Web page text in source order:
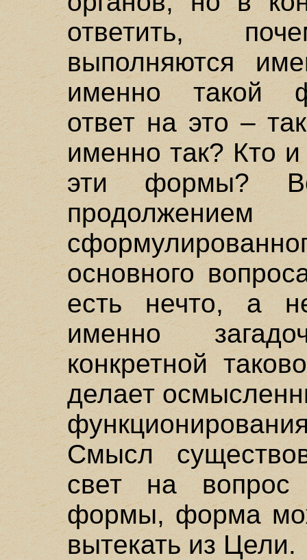
ответить,
выполняются
именно такой
ответ на это –
именно так? Кто
эти формы?
основного
есть нечто, а
именно
конкретной
делает
Смысл
свет на
формы, форма
вытекать из Цели.